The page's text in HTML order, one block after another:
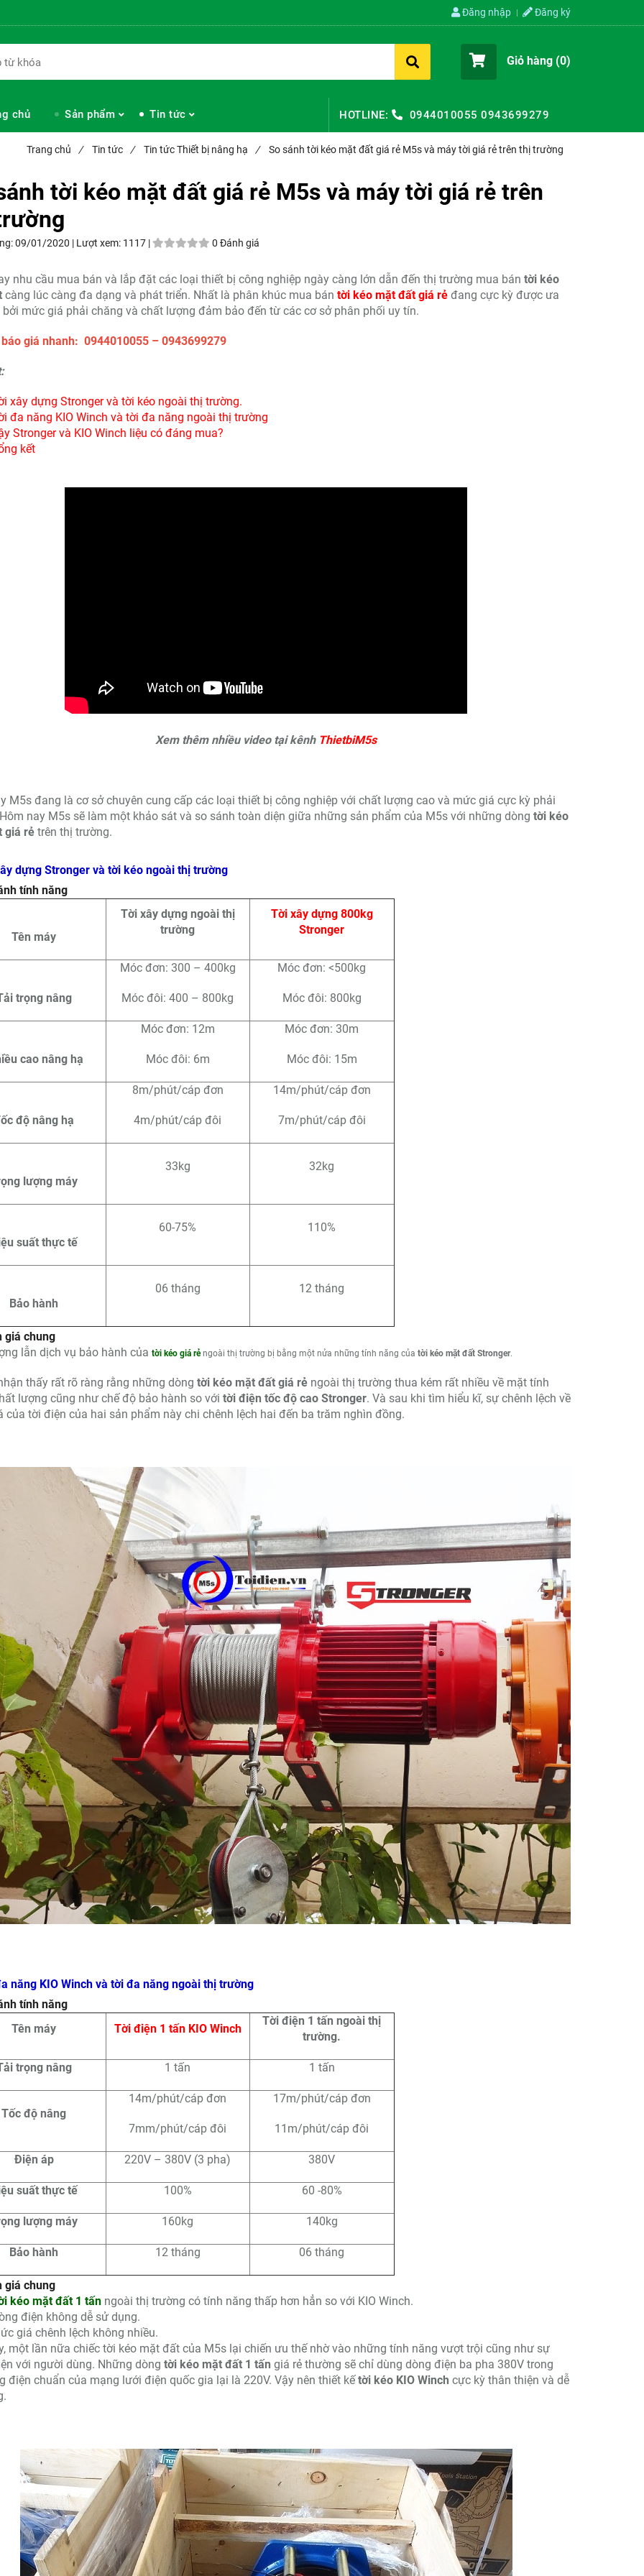
Đăng nhập Đăng ký
Giỏ hàng (0)
chủ Sản phẩm Tin tức HOTLINE: 0944010055 0943699279
Trang chủ / Tin tức / Tin tức Thiết bị nâng hạ / So sánh tời kéo mặt đất giá rẻ M5s và máy tời giá rẻ trên thị trường
tời kéo mặt đất giá rẻ M5s và máy tời giá rẻ trên
09/01/2020 | Lượt xem: 1117 | 0 Đánh giá
nhu cầu mua bán và lắp đặt các loại thiết bị công nghiệp ngày càng lớn dẫn đến thị trường mua bán tời kéo
càng lúc càng đa dạng và phát triển. Nhất là phân khúc mua bán tời kéo mặt đất giá rẻđang cực kỳ được ưa
bởi mức giá phải chăng và chất lượng đảm bảo đến từ các cơ sở phân phối uy tín.
giá nhanh: 0944010055 – 0943699279
xây dựng Stronger và tời kéo ngoài thị trường.
đa năng KIO Winch và tời đa năng ngoài thị trường
Stronger và KIO Winch liệu có đáng mua?
kết
Xem thêm nhiều video tại kênh ThietbiM5s
M5s đang là cơ sở chuyên cung cấp các loại thiết bị công nghiệp với chất lượng cao và mức giá cực kỳ phải
nay M5s sẽ làm một khảo sát và so sánh toàn diện giữa những sản phẩm của M5s với những dòng tời kéo
giá rẻtrên thị trường.
dựng Stronger và tời kéo ngoài thị trường
tính năng
Tên máy
Tời xây dựng ngoài thị
trường
Tời xây dựng 800kg
Stronger
trọng nâng
Móc đơn: 300 – 400kg
Móc đôi: 400 – 800kg
Móc đơn: <500kg
Móc đôi: 800kg
cao nâng hạ
Móc đơn: 12m
Móc đôi: 6m
Móc đơn: 30m
Móc đôi: 15m
độ nâng hạ
8m/phút/cáp đơn
4m/phút/cáp đôi
14m/phút/cáp đơn
7m/phút/cáp đôi
lượng máy
33kg 32kg
suất thực tế
60-75% 110%
Bảo hành
06 tháng 12 tháng
giá chung
lẫn dịch vụ bảo hành của tời kéo giá rẻngoài thị trường bị bằng một nửa những tính năng của tời kéo mặt đất Stronger.
thấy rất rõ ràng rằng những dòng tời kéo mặt đất giá rẻngoài thị trường thua kém rất nhiều về mặt tính
lượng cũng như chế độ bảo hành so với tời điện tốc độ cao Stronger. Và sau khi tìm hiểu kĩ, sự chênh lệch về
của tời điện của hai sản phẩm này chi chênh lệch hai đến ba trăm nghìn đồng.
năng KIO Winch và tời đa năng ngoài thị trường
tính năng
Tên máy
Tời điện 1 tấn KIO Winch
Tời điện 1 tấn ngoài thị
trường.
trọng nâng 1 tấn 1 tấn
Tốc độ nâng
14m/phút/cáp đơn
7mm/phút/cáp đôi
17m/phút/cáp đơn
11m/phút/cáp đôi
Điện áp 220V – 380V (3 pha) 380V
suất thực tế 100% 60 -80%
lượng máy 160kg 140kg
Bảo hành 12 tháng 06 tháng
giá chung
kéo mặt đất 1 tấnngoài thị trường có tính năng thấp hơn hẳn so với KIO Winch.
điện không dễ sử dụng.
giá chênh lệch không nhiều.
một lần nữa chiếc tời kéo mặt đất của M5s lại chiến ưu thế nhờ vào những tính năng vượt trội cũng như sự
với người dùng. Những dòng tời kéo mặt đất 1 tấn giá rẻ thường sẽ chỉ dùng dòng điện ba pha 380V trong
điện chuẩn của mạng lưới điện quốc gia lại là 220V. Vậy nên thiết kếtời kéo KIO Winch cực kỳ thân thiện và dễ